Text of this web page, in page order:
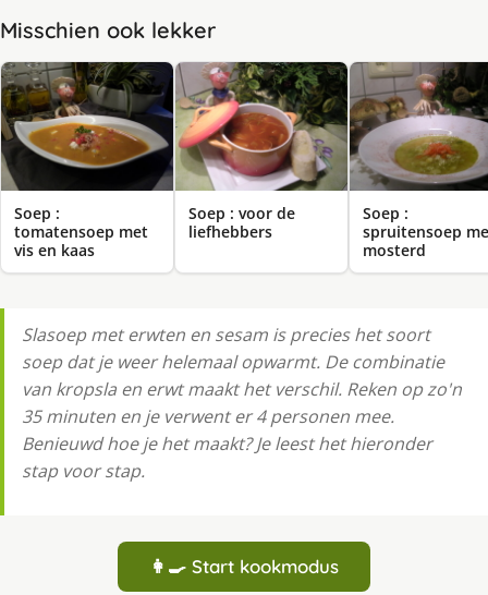
Misschien ook lekker
Soep :
tomatensoep met
vis en kaas
Soep : voor de
liefhebbers
Soep :
spruitensoep
mosterd
Slasoep met erwten en sesam is precies het soort
soep dat je weer helemaal opwarmt. De combinatie
van kropsla en erwt maakt het verschil. Reken op zo'n
35 minuten en je verwent er 4 personen mee.
Benieuwd hoe je het maakt? Je leest het hieronder
stap voor stap.
👩‍🍳 Start kookmodus